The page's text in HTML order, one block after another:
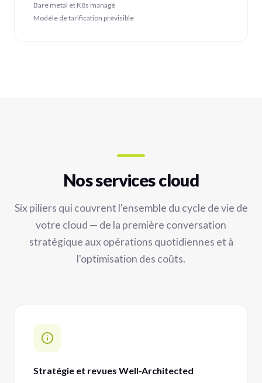
Bare metal et K8s managé
Modèle de tarification prévisible
Nos services cloud
Six piliers qui couvrent l'ensemble du cycle de vie de
votre cloud — de la première conversation
stratégique aux opérations quotidiennes et à
l'optimisation des coûts.
Stratégie et revues Well-Architected